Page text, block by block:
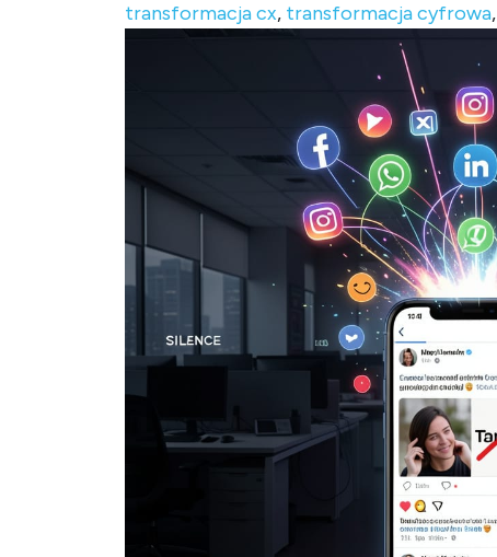
transformacja cx, transformacja cyfrowa,